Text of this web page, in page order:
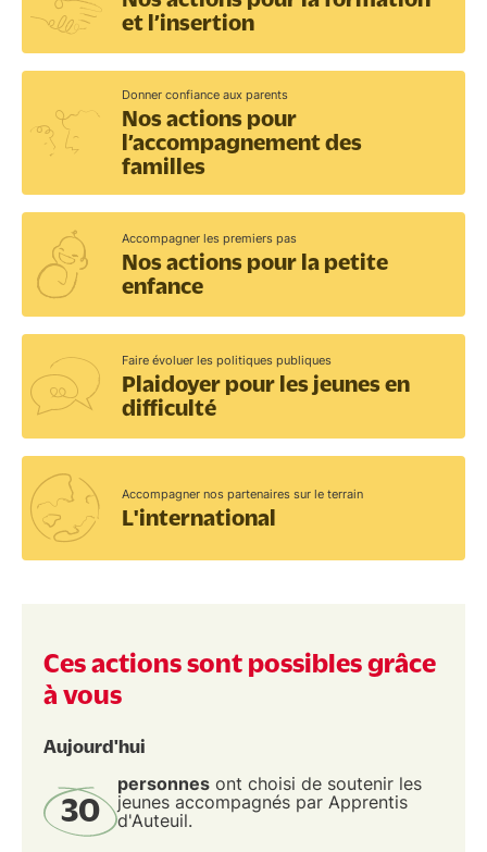
et l’insertion
Donner confiance aux parents
Nos actions pour
l’accompagnement des
familles
Accompagner les premiers pas
Nos actions pour la petite
enfance
Faire évoluer les politiques publiques
Plaidoyer pour les jeunes en
difficulté
Accompagner nos partenaires sur le terrain
L'international
Ces actions sont possibles grâce
à vous
Aujourd'hui
30
personnes ont choisi de soutenir les
jeunes accompagnés par Apprentis
d'Auteuil.